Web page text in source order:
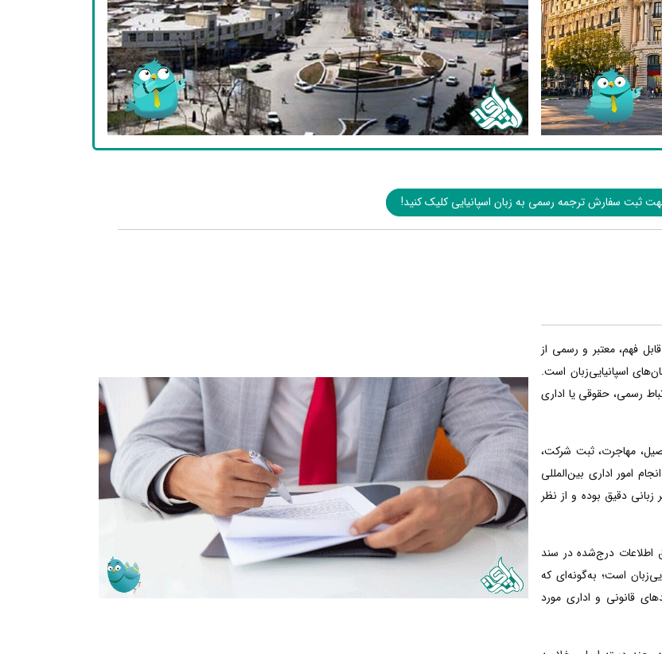
ثبت سفارش ترجمه رسمی به زبان اسپانیایی کلیک کنید!
فهم، معتبر و رسمی از
اسپانیایی‌زبان است.
رسمی، حقوقی یا اداری
مهاجرت، ثبت شرکت،
امور اداری بین‌المللی
زبانی دقیق بوده و از نظر
اطلاعات درج‌شده در سند
است؛ به‌گونه‌ای که
قانونی و اداری مورد